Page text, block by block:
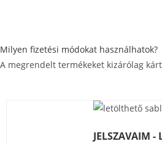
Milyen fizetési módokat használhatok?
A megrendelt termékeket kizárólag
JELSZAVAIM -